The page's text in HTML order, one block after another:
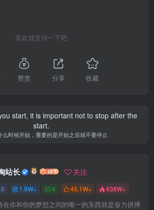
喜欢就支持一下吧
赞赏 分享 收藏
start, it is important not to stop after the
start.
么时候开始，重要的是开始之后就不要停止
站长 关注
0 1.9W+ 4 45.1W+ 638W+
在你和你的梦想之间的唯一的东西就是奋力拼搏